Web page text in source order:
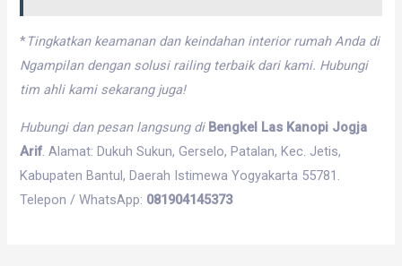
*Tingkatkan keamanan dan keindahan interior rumah Anda di
Ngampilan dengan solusi railing terbaik dari kami. Hubungi
tim ahli kami sekarang juga!
Hubungi dan pesan langsung di Bengkel Las Kanopi Jogja
Arif . Alamat: Dukuh Sukun, Gerselo, Patalan, Kec. Jetis,
Kabupaten Bantul, Daerah Istimewa Yogyakarta 55781.
Telepon / WhatsApp: 081904145373